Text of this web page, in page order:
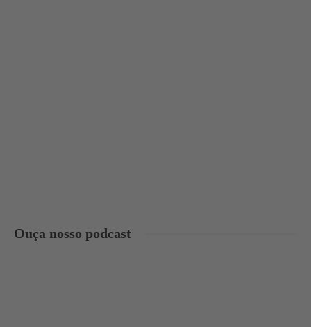
Ouça nosso podcast